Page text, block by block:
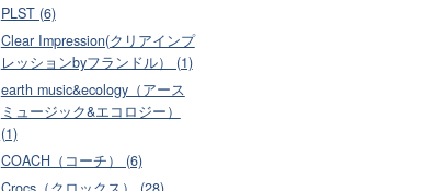
PLST (6)
Clear Impression(クリアインプ
レッションbyフランドル） (1)
earth music&ecology（アース
ミュージック&エコロジー）
(1)
COACH（コーチ） (6)